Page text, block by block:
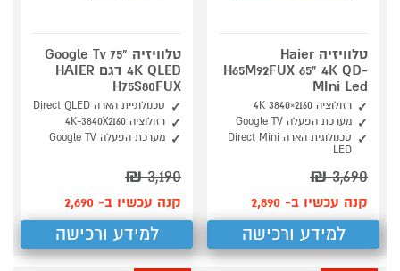
טלוויזיה Haier
H65M92FUX 65" 4K QD-
MIni Led
רזולוציה 4K ‎3840×2160
מערכת הפעלה Google TV
טכנולוגית הארה Direct Mini
LED
3,690
₪
קנה עכשיו ב- 2,890
למידע ורכישה
טלוויזיה "75 Google Tv
4K QLED דגם HAIER
H75S80FUX
טכנולוגיית הארה Direct QLED
רזולוציה 4K-3840X2160
מערכת הפעלה Google TV
3,190
₪
קנה עכשיו ב- 2,690
למידע ורכישה